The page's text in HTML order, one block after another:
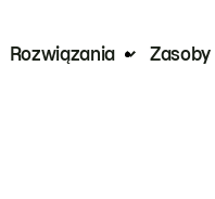
Rozwiązania Zasoby